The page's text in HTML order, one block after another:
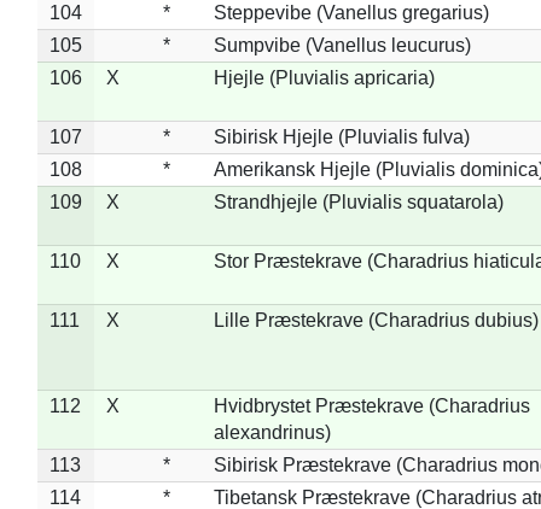
104 *
Steppevibe (Vanellus gregarius)
105
*
Sumpvibe (Vanellus leucurus)
106
X Hjejle (Pluvialis apricaria)
107 *
Sibirisk Hjejle (Pluvialis fulva)
108
*
Amerikansk Hjejle (Pluvialis
109
X Strandhjejle (Pluvialis squatarola)
110 X Stor Præstekrave (Charadrius
111 X Lille Præstekrave (Charadrius dubius)
112 X
Hvidbrystet Præstekrave (Charadrius
alexandrinus)
113
*
Sibirisk Præstekrave (Charadrius
114
*
Tibetansk Præstekrave (Charadrius